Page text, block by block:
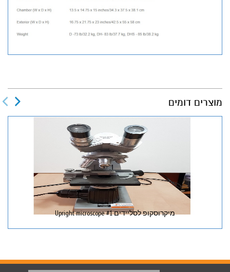
מוצרים דומים
מיקרוסקופ לסליידים Upright microscope #1